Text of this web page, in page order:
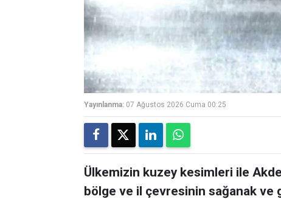
Yayınlanma: 07 Ağustos 2026 Cuma 00:25
Ülkemizin kuzey kesimleri ile
bölge ve il çevresinin sağanak ve